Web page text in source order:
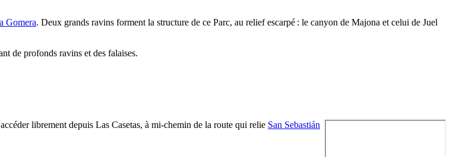
Gomera. Deux grands ravins forment la structure de ce Parc, au relief escarpé : le canyon de Majona et celui de Juel
de profonds ravins et des falaises.
librement depuis Las Casetas, à mi-chemin de la route qui relie San Sebastián